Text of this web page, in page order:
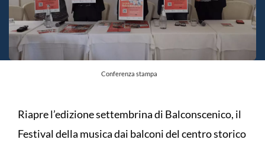
Conferenza stampa
Riapre l’edizione settembrina di Balconscenico, il
Festival della musica dai balconi del centro storico